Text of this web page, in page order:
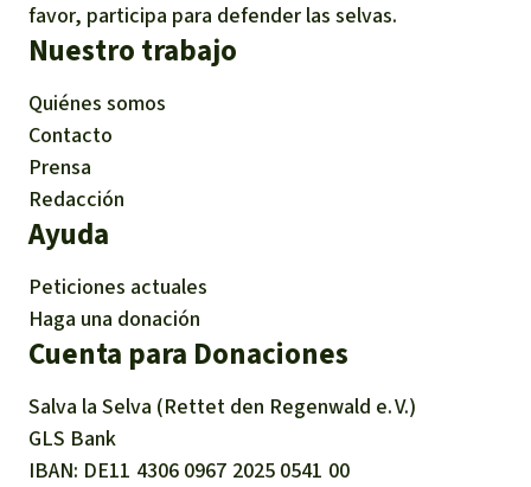
favor, participa para defender las selvas.
Nuestro trabajo
Quiénes somos
Contacto
Prensa
Redacción
Ayuda
Peticiones actuales
Haga una donación
Cuenta para Donaciones
Salva la Selva (Rettet den Regenwald e. V.)
GLS Bank
IBAN DE11 4306 0967 2025 0541 00